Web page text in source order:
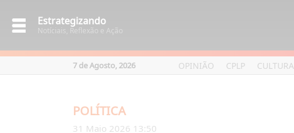
Estrategizando
Notíciais, Reflexão e Ação
7 de Agosto, 2026 OPINIÃO CPLP CULTURA
POLÍTICA
31 Maio 2026 13:50